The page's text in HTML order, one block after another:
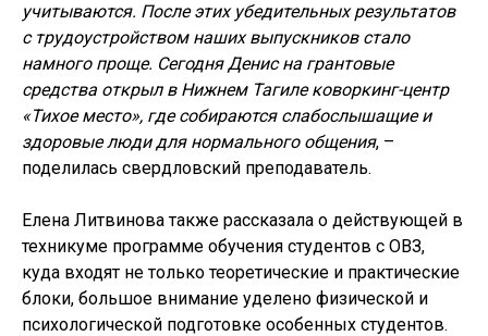
учитываются. После этих убедительных результатов
с трудоустройством наших выпускников стало
намного проще. Сегодня Денис на грантовые
средства открыл в Нижнем Тагиле коворкинг-центр
«Тихое место», где собираются слабослышащие и
здоровые люди для нормального общения, –
поделилась свердловский преподаватель.
Елена Литвинова также рассказала о действующей в
техникуме программе обучения студентов с ОВЗ,
куда входят не только теоретические и практические
блоки, большое внимание уделено физической и
психологической подготовке особенных студентов.